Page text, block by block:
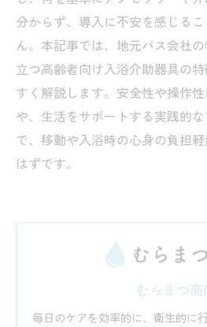
分からず、導入に不安を感じる
ん。本記事では、地元バス会社
立つ高齢者向け入浴介助器具の
すく解説します。安全性や操作
や、生活をサポートする実践的
で、移動や入浴時の心身の負担
はずです。
むらまつ商
毎日のケアを効率的に、衛生的に